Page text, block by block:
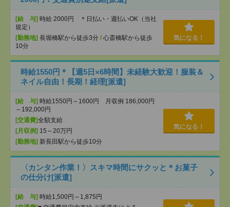
[給 与] 時給 2000円 ＊日払い・週払いOK（当社
規定）
[勤務地] 長堀橋駅から徒歩3分 / 心斎橋駅から徒歩
10分
気になる！
時給1550円＊【週5日×6時間】未経験大歓迎！服装＆
ネイル自由！長期！経理[派遣]
[給 与] 時給1550円～1600円 月収例 186,000円
～192,000円
[交通費]全額支給
[月収例] 15～20万円
[勤務地] 新長田駅から徒歩10分
気になる！
〈カンタン作業！〉スキマ時間にサクッと＊お菓子
の仕分け[派遣]
[給 与] 時給1,500円～1,875円